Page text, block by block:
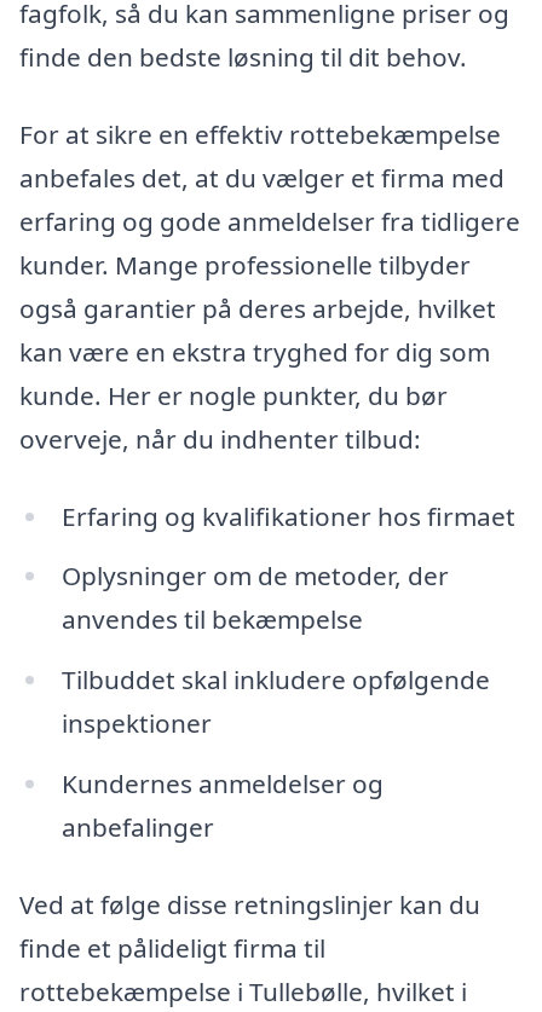
fagfolk, så du kan sammenligne priser og
finde den bedste løsning til dit behov.
For at sikre en effektiv rottebekæmpelse
anbefales det, at du vælger et firma med
erfaring og gode anmeldelser fra tidligere
kunder. Mange professionelle tilbyder
også garantier på deres arbejde, hvilket
kan være en ekstra tryghed for dig som
kunde. Her er nogle punkter, du bør
overveje, når du indhenter tilbud:
Erfaring og kvalifikationer hos firmaet
Oplysninger om de metoder, der
anvendes til bekæmpelse
Tilbuddet skal inkludere opfølgende
inspektioner
Kundernes anmeldelser og
anbefalinger
Ved at følge disse retningslinjer kan du
finde et pålideligt firma til
rottebekæmpelse i Tullebølle, hvilket i